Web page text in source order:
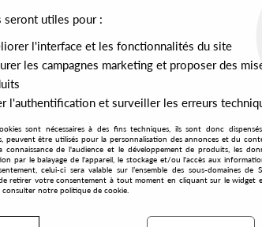
STOCK EXCLUSIVES
Cerebral Gate
Tresor
The Opening
35,00 €
seront utiles pour :
l'interface et les fonctionnalités du site
les campagnes marketing et proposer des
l'authentification et surveiller les erreurs
sont nécessaires à des fins techniques, ils sont donc
peuvent être utilisés pour la personnalisation des annonces et du
connaissance de l'audience et le développement de produits, les
par le balayage de l'appareil, le stockage et/ou l'accès aux
celui-ci sera valable sur l’ensemble des sous-domaines de
retirer votre consentement à tout moment en cliquant sur le widget
consulter notre politique de cookie.